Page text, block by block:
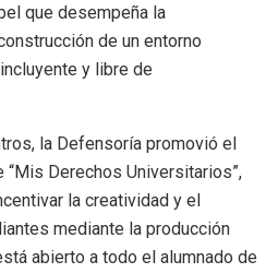
que desempeña la
de un entorno
y libre de
la Defensoría promovió el
“Mis Derechos Universitarios”,
la creatividad y el
mediante la producción
abierto a todo el alumnado de